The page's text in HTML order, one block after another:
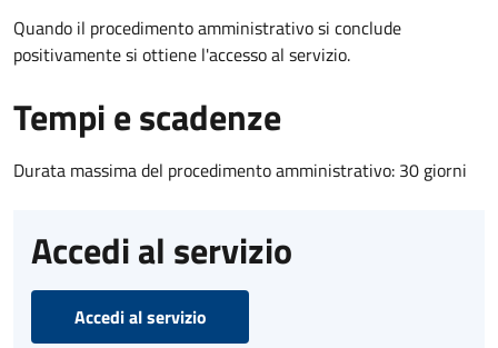
Quando il procedimento amministrativo si conclude
positivamente si ottiene l'accesso al servizio.
Tempi e scadenze
Durata massima del procedimento amministrativo: 30 giorni
Accedi al servizio
Accedi al servizio